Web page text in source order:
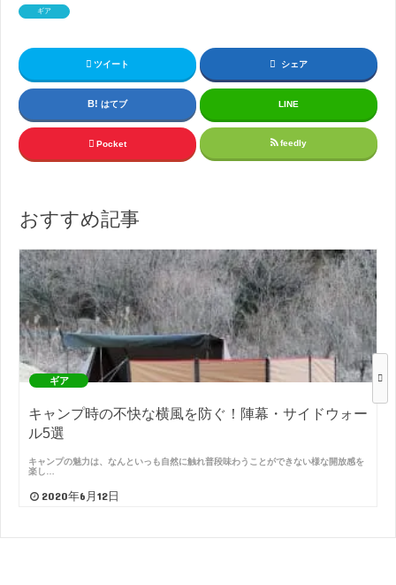
ギア
ツイート シェア
はてブ LINE
Pocket feedly
おすすめ記事
ギア
キャンプ時の不快な横風を防ぐ！陣幕・サイドウォー
ル5選
キャンプの魅力は、なんといっも自然に触れ普段味わうことができない様な開放感を
楽し…
2020年6月12日